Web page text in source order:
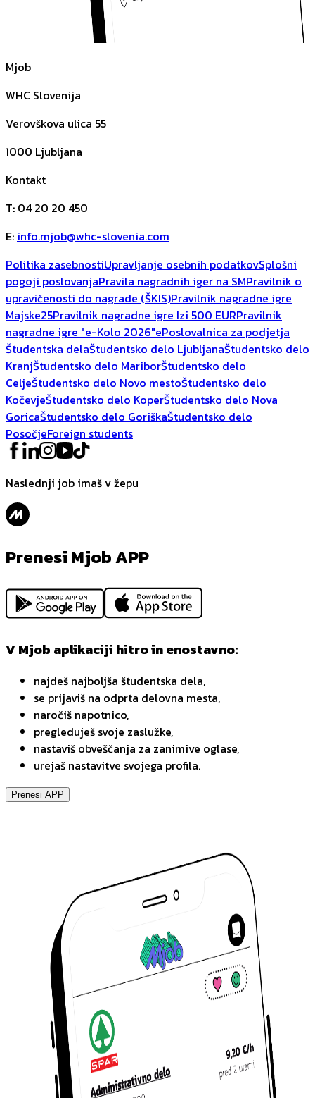
Mjob
WHC Slovenija
Verovškova ulica 55
1000 Ljubljana
Kontakt
T: 04 20 20 450
E: info.mjob@whc-slovenia.com
Politika zasebnostiUpravljanje osebnih podatkovSplošni
pogoji poslovanjaPravila nagradnih iger na SMPravilnik o
upravičenosti do nagrade (ŠKIS)Pravilnik nagradne igre
Majske25Pravilnik nagradne igre Izi 500 EURPravilnik
nagradne igre "e-Kolo 2026"ePoslovalnica za podjetja
Študentska delaŠtudentsko delo LjubljanaŠtudentsko delo
KranjŠtudentsko delo MariborŠtudentsko delo
CeljeŠtudentsko delo Novo mestoŠtudentsko delo
KočevjeŠtudentsko delo KoperŠtudentsko delo Nova
GoricaŠtudentsko delo GoriškaŠtudentsko delo
PosočjeForeign students
Naslednji job imaš v žepu
Prenesi Mjob APP
V Mjob aplikaciji hitro in enostavno:
najdeš najboljša študentska dela,
se prijaviš na odprta delovna mesta,
naročiš napotnico,
pregleduješ svoje zaslužke,
nastaviš obveščanja za zanimive oglase,
urejaš nastavitve svojega profila.
Prenesi APP